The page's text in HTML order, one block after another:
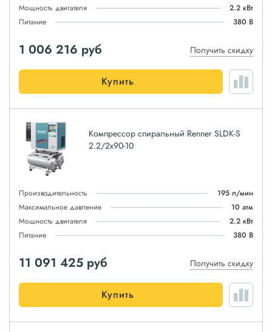
Мощность двигателя
2.2 кВт
Питание
380 В
1 006 216 руб Получить скидку
Купить
Компрессор спиральный Renner SLDK-S
2.2/2x90-10
Производительность
195 л/мин
Максимальное давление
10 атм
Мощность двигателя
2.2 кВт
Питание
380 В
11 091 425 руб Получить скидку
Купить